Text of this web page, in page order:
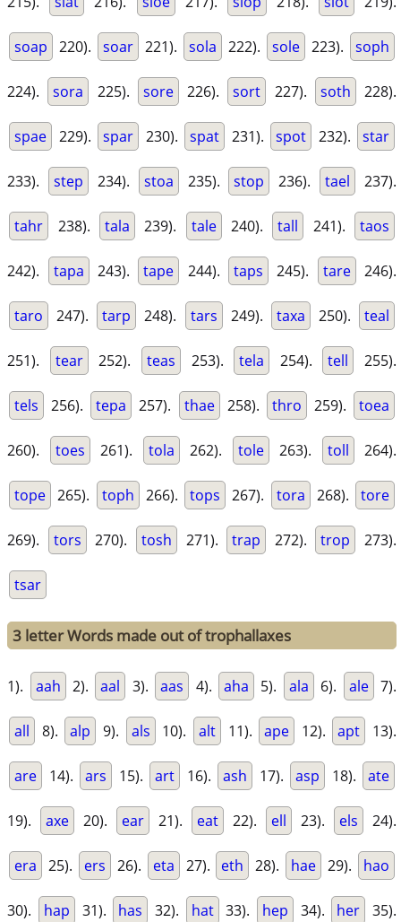
soap 220). soar 221). sola 222). sole 223). soph
224). sora 225). sore 226). sort 227). soth 228).
spae 229). spar 230). spat 231). spot 232). star
233). step 234). stoa 235). stop 236). tael 237).
tahr 238). tala 239). tale 240). tall 241). taos
242). tapa 243). tape 244). taps 245). tare 246).
taro 247). tarp 248). tars 249). taxa 250). teal
251). tear 252). teas 253). tela 254). tell 255).
tels 256). tepa 257). thae 258). thro 259). toea
260). toes 261). tola 262). tole 263). toll 264).
tope 265). toph 266). tops 267). tora 268). tore
269). tors 270). tosh 271). trap 272). trop 273).
tsar
3 letter Words made out of trophallaxes
1). aah 2). aal 3). aas 4). aha 5). ala 6). ale 7).
all 8). alp 9). als 10). alt 11). ape 12). apt 13).
are 14). ars 15). art 16). ash 17). asp 18). ate
19). axe 20). ear 21). eat 22). ell 23). els 24).
era 25). ers 26). eta 27). eth 28). hae 29). hao
30). hap 31). has 32). hat 33). hep 34). her 35).